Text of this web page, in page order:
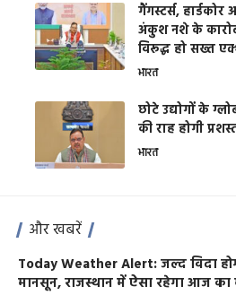
गैंगस्टर्स, हार्डकोर
अंकुश नशे के
विरूद्ध हो सख्त
भारत
छोटे उद्योगों के
की राह होगी
भारत
और खबरें
Today Weather Alert: जल्द विदा
मानसून, राजस्थान में ऐसा रहेगा आज का